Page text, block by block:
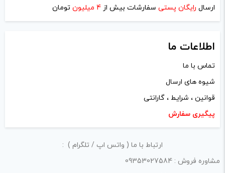
نام*
ایمیل*
ارسال رایگان پستی سفارشات بیش از 4 میلیون تومان
اطلاعات ما
تماس با ما
شیوه های ارسال
قوانین ، شرایط ، گارانتی
پیگیری سفارش
ارتباط با ما ( واتس اپ / تلگرام ) :
مشاوره فروش : 09353027584